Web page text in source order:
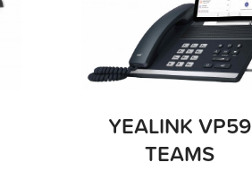
YEALINK VP59
TEAMS